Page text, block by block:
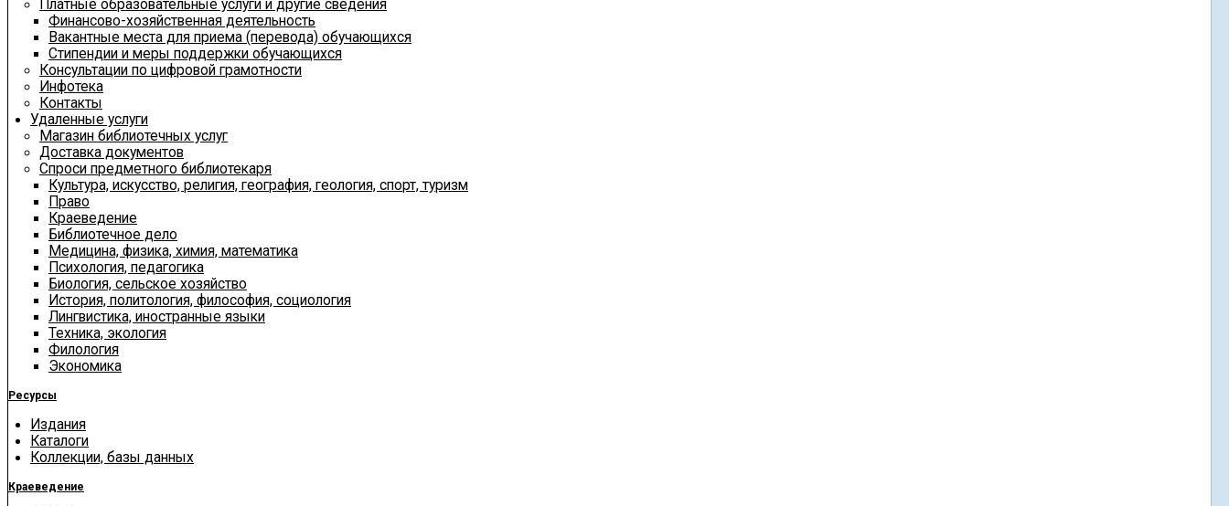
Платные образовательные услуги и другие сведения
Финансово-хозяйственная деятельность
Вакантные места для приема (перевода) обучающихся
Стипендии и меры поддержки обучающихся
Консультации по цифровой грамотности
Инфотека
Контакты
Удаленные услуги
Магазин библиотечных услуг
Доставка документов
Спроси предметного библиотекаря
Культура, искусство, религия, география, геология, спорт, туризм
Право
Краеведение
Библиотечное дело
Медицина, физика, химия, математика
Психология, педагогика
Биология, сельское хозяйство
История, политология, философия, социология
Лингвистика, иностранные языки
Техника, экология
Филология
Экономика
Ресурсы
Издания
Каталоги
Коллекции, базы данных
Краеведение